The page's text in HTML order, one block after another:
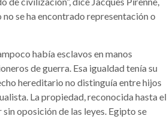
se ha encontrado representación o
había esclavos en manos
de guerra. Esa igualdad tenía su
hereditario no distinguía entre hijos
La propiedad, reconocida hasta el
oposición de las leyes. Egipto se